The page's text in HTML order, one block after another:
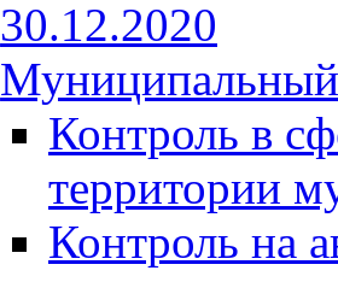
30.12.2020
Муниципальный
Контроль в
территории
Контроль на